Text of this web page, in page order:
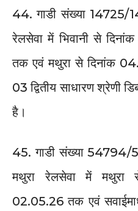
44. गाडी संख्या 14725/
रेलसेवा में भिवानी से
तक एवं मथुरा से दिनांक
03 द्वितीय साधारण श्रेणी
है।
45. गाडी संख्या 54794/
मथुरा रेलसेवा में
02.05.26 तक एवं